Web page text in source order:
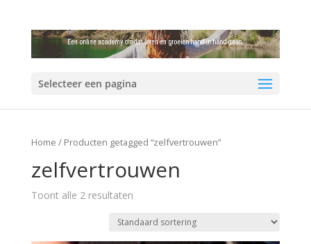
Selecteer een pagina
Home / Producten getagged “zelfvertrouwen”
zelfvertrouwen
Toont alle 2 resultaten